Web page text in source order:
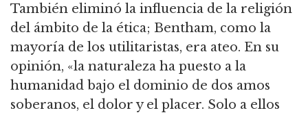
También eliminó la influencia de la religión
del ámbito de la ética; Bentham, como la
mayoría de los utilitaristas, era ateo. En su
opinión, «la naturaleza ha puesto a la
humanidad bajo el dominio de dos amos
soberanos, el dolor y el placer. Solo a ellos